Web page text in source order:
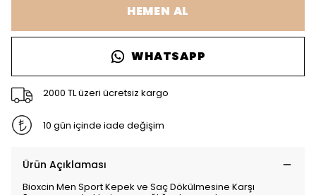
HEMEN AL
WHATSAPP
2000 TL üzeri ücretsiz kargo
10 gün içinde iade değişim
Ürün Açıklaması
Bioxcin Men Sport Kepek ve Saç Dökülmesine Karşı